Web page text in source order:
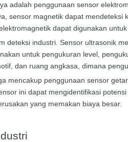
adalah penggunaan sensor
sensor magnetik dapat
dapat digunakan
deteksi industri. Sensor ultrasonik
untuk pengukuran level,
dan ruang angkasa, dimana
mencakup penggunaan sensor
ini dapat mengidentifikasi
yang memakan biaya besar.